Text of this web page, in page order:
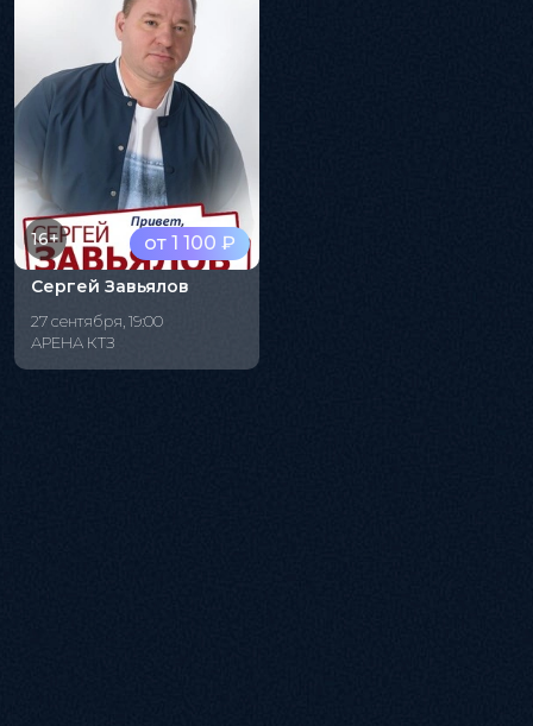
от 1 100 ₽
16+
Сергей Завьялов
27 сентября, 19:00
АРЕНА КТЗ